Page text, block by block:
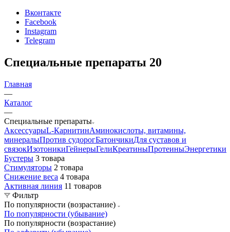
Вконтакте
Facebook
Instagram
Telegram
Специальные препараты 20
Главная
—
Каталог
—
Специальные препараты
АксессуарыL-КарнитинАминокислоты, витамины,
минералыПротив судорогБатончикиДля суставов и
связокИзотоникиГейнерыГелиКреатиныПротеиныЭнергетики
Бустеры 3 товара
Стимуляторы 2 товара
Снижение веса 4 товара
Активная линия 11 товаров
Фильтр
По популярности (возрастание)
По популярности (убывание)
По популярности (возрастание)